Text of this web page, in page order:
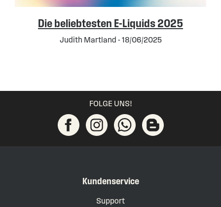
Die beliebtesten E-Liquids 2025
Judith Martland - 18/06/2025
FOLGE UNS!
Kundenservice
Support